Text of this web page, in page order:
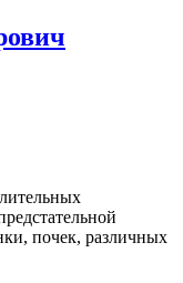
почек, различных